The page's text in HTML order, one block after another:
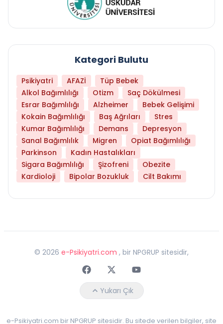
Kategori Bulutu
Psikiyatri AFAZİ
Tüp Bebek
Alkol Bağımlılığı
Otizm
Saç Dökülmesi
Esrar Bağımlılığı
Alzheimer
Bebek Gelişimi
Kokain Bağımlılığı
Baş Ağrıları
Stres
Kumar Bağımlılığı
Demans
Depresyon
Sanal Bağımlılık
Migren
Opiat Bağımlılığı
Parkinson
Kadın Hastalıkları
Sigara Bağımlılığı
Şizofreni
Obezite
Kardioloji
Bipolar Bozukluk Cilt Bakımı
© 2026 e-Psikiyatri.com , bir NPGRUP sitesidir,
FaceebokTwitterYoutube
Yukarı Çık
e-Psikiyatri.com bir NPGRUP sitesidir. Bu sitede verilen bilgiler, site